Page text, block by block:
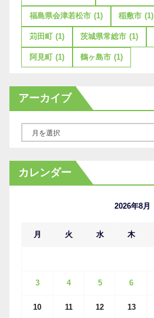
福島県会津若松市 (1) 稲敷市 (1)
苅田町 (1) 茨城県常総市 (1)
阿見町 (1) 鶴ヶ島市 (1)
アーカイブ
カ
イ
カレンダー
2026年8月
月 火 水 木
3 4 5 6
10 11 12 13